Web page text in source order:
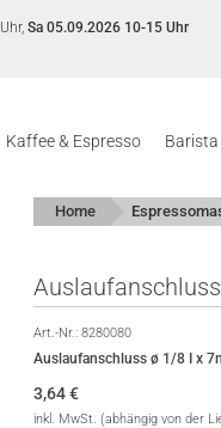
Sa 05.09.2026 10-15 Uhr
Kaffee & Espresso
Home
Art.-Nr.: 8280080
Auslaufanschluss ø 1/8 I x
3,64€
inkl. MwSt. (abhängig von der